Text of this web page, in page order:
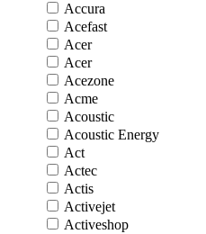
Accura
Acefast
Acer
Acer
Acezone
Acme
Acoustic
Acoustic Energy
Act
Actec
Actis
Activejet
Activeshop